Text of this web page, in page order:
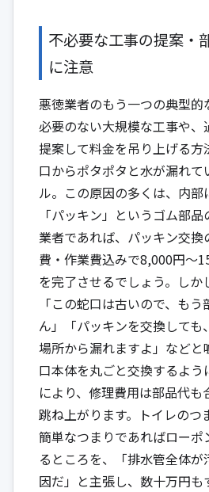
不必要な工事の提案・
に注意
悪徳業者のもう一つの典型的
必要のない大規模な工事や、
提案して料金を吊り上げる方
口からポタポタと水が漏れ
ル。この原因の多くは、内部
「パッキン」というゴム部
業者であれば、パッキン交
費・作業費込みで8,000円〜
を完了させるでしょう。しか
「この蛇口は古いので、も
ん」「パッキンを交換しても
場所から漏れますよ」などと
口本体を丸ごと交換するよう
により、修理費用は部品代も
跳ね上がります。トイレのつ
簡単なつまりであればローポ
るところを、「排水管全体
因だ」と主張し、数十万円も